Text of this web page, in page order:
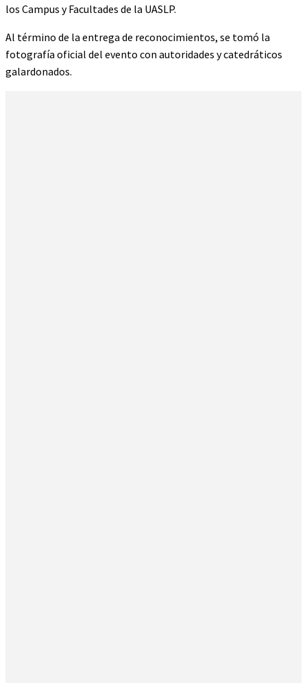
los Campus y Facultades de la UASLP.
Al término de la entrega de reconocimientos, se tomó la
fotografía oficial del evento con autoridades y catedráticos
galardonados.